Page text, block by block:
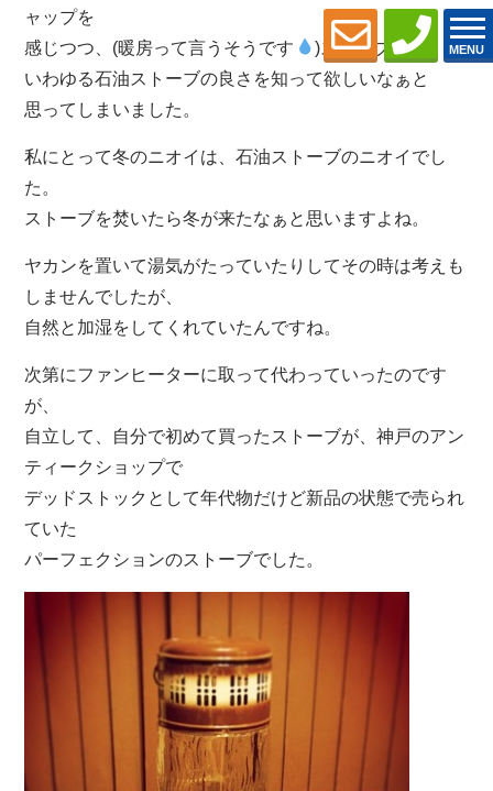
MENU
ャップを
感じつつ、(暖房って言うそうです
)ストーブ、
いわゆる石油ストーブの良さを知って欲しいなぁと
思ってしまいました。
私にとって冬のニオイは、石油ストーブのニオイでし
た。
ストーブを焚いたら冬が来たなぁと思いますよね。
ヤカンを置いて湯気がたっていたりしてその時は考えも
しませんでしたが、
自然と加湿をしてくれていたんですね。
次第にファンヒーターに取って代わっていったのです
が、
自立して、自分で初めて買ったストーブが、神戸のアン
ティークショップで
デッドストックとして年代物だけど新品の状態で売られ
ていた
パーフェクションのストーブでした。